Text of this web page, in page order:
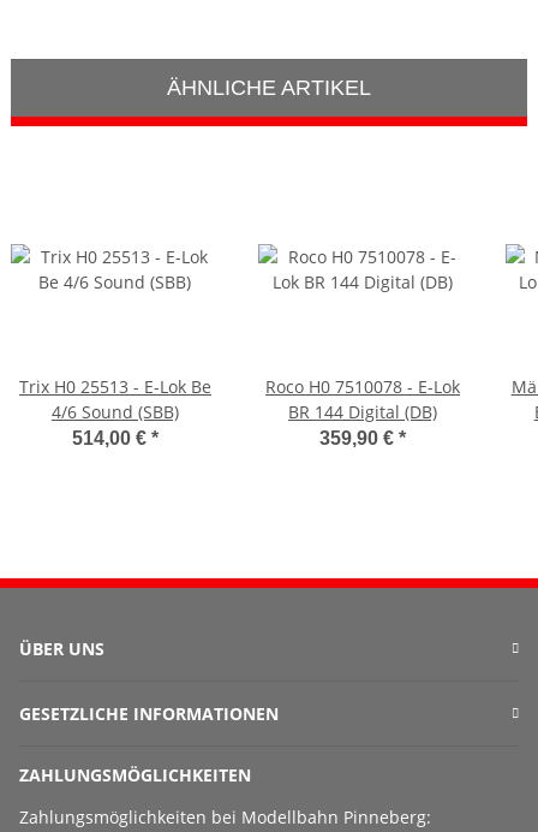
ÄHNLICHE ARTIKEL
Trix H0 25513 - E-Lok Be
4/6 Sound (SBB)
514,00 € *
Roco H0 7510078 - E-Lok
BR 144 Digital (DB)
359,90 €*
ÜBER UNS
GESETZLICHE INFORMATIONEN
ZAHLUNGSMÖGLICHKEITEN
Zahlungsmöglichkeiten bei Modellbahn Pinneberg: